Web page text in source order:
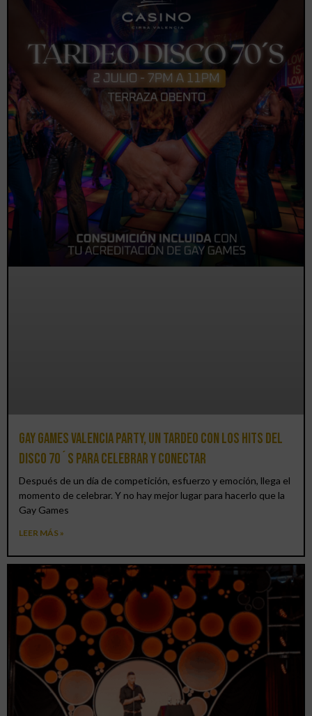
Gay Games Valencia Party, un tardeo con los hits del
DISCO 70´S para celebrar y conectar
Después de un día de competición, esfuerzo y emoción, llega el
momento de celebrar. Y no hay mejor lugar para hacerlo que la
Gay Games
LEER MÁS »